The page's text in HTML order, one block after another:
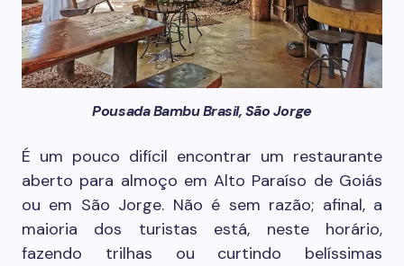
Pousada Bambu Brasil, São Jorge
É um pouco difícil encontrar um restaurante
aberto para almoço em Alto Paraíso de Goiás
ou em São Jorge. Não é sem razão; afinal, a
maioria dos turistas está, neste horário,
fazendo trilhas ou curtindo belíssimas